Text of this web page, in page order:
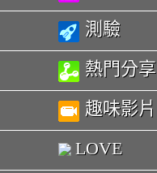
測驗
熱門分享
趣味影片
LOVE